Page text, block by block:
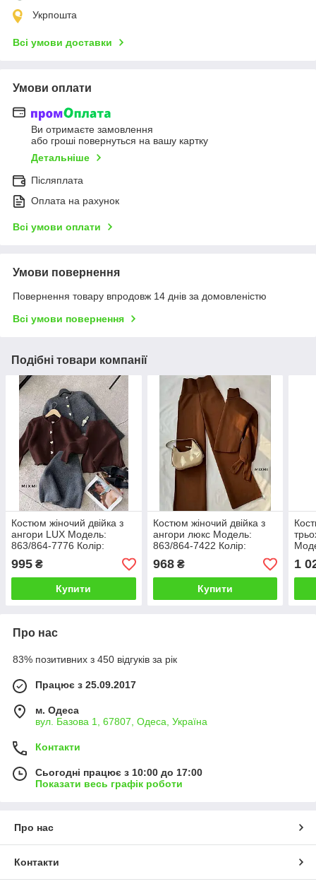
Укрпошта
Всі умови доставки
Умови оплати
Ви отримаєте замовлення
або гроші повернуться на вашу картку
Детальніше
Післяплата
Оплата на рахунок
Всі умови оплати
Умови повернення
Повернення товару впродовж 14 днів за домовленістю
Всі умови повернення
Подібні товари компанії
Костюм жіночий двійка з
ангори LUX Модель:
863/864-7776 Колір:
Шоколад, чорний, беж,
білий, графіт
995 ₴
Купити
Костюм жіночий двійка з
ангори люкс Модель:
863/864-7422 Колір:
Кірпіч, беж, шоколад,
чорний
968₴
Купити
1
Про нас
83% позитивних з 450 відгуків за рік
Працює з 25.09.2017
м. Одеса
вул. Базова 1, 67807, Одеса, Україна
Контакти
Сьогодні працює з 10:00 до 17:00
Показати весь графік роботи
Про нас
Контакти